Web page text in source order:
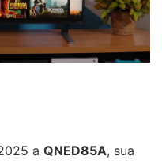
a QNED85A, sua